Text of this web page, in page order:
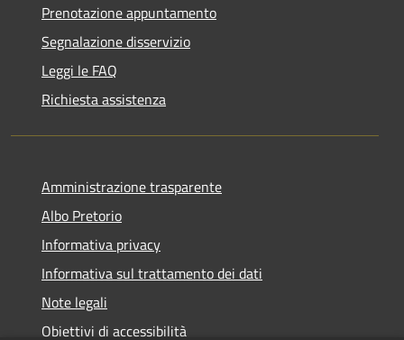
Prenotazione appuntamento
Segnalazione disservizio
Leggi le FAQ
Richiesta assistenza
Amministrazione trasparente
Albo Pretorio
Informativa privacy
Informativa sul trattamento dei dati
Note legali
Obiettivi di accessibilità